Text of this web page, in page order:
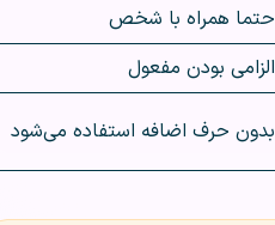
حتما همراه با شخص
الزامی بودن مفعول
بدون حرف اضافه استفاده می‌شود